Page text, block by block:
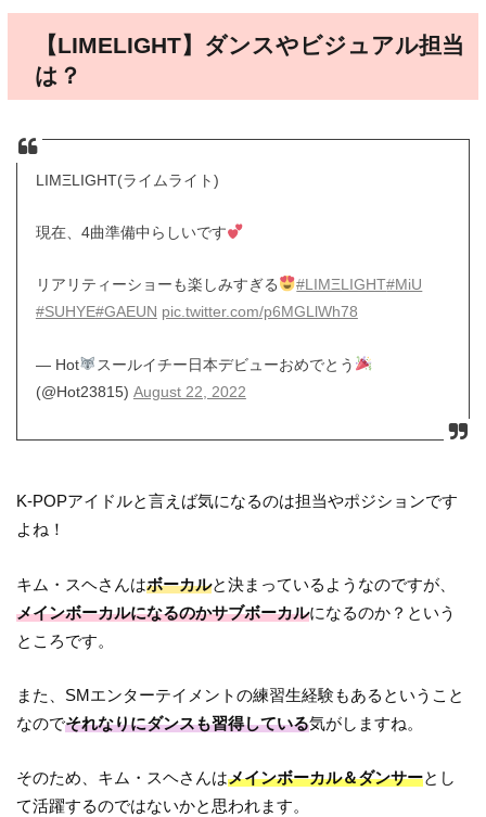
【LIMELIGHT】ダンスやビジュアル担当
は？
LIMΞLIGHT(ライムライト)
現在、4曲準備中らしいです
リアリティーショーも楽しみすぎる #LIMΞLIGHT#MiU
#SUHYE#GAEUN pic.twitter.com/p6MGLlWh78
— Hot
スールイチー日本デビューおめでとう
(@Hot23815) August 22, 2022
K-POPアイドルと言えば気になるのは担当やポジションです
よね！
キム・スヘさんはボーカルと決まっているようなのですが、
メインボーカルになるのかサブボーカルになるのか？という
ところです。
また、SMエンターテイメントの練習生経験もあるということ
なのでそれなりにダンスも習得している気がしますね。
そのため、キム・スヘさんはメインボーカル＆ダンサーとし
て活躍するのではないかと思われます。